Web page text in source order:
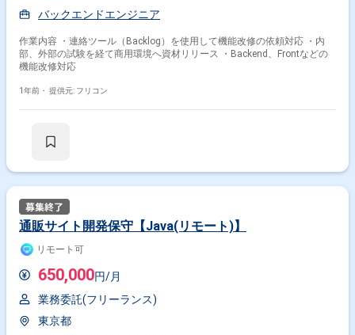
バックエンドエンジニア
作業内容 ・連絡ツール（Backlog）を使用して機能改修の依頼対応 ・内
部、外部の試験を経て商用環境へ資材リリース ・Backend、Frontなどの
機能改修対応
1年前・ 提供元: フリコン
通販サイト開発保守【Java(リモート)】
リモート可
650,000円/月
業務委託(フリーランス)
東京都